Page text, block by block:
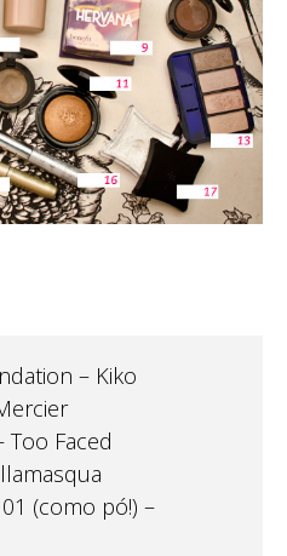
– Kiko
Too Faced
(como pó!) –